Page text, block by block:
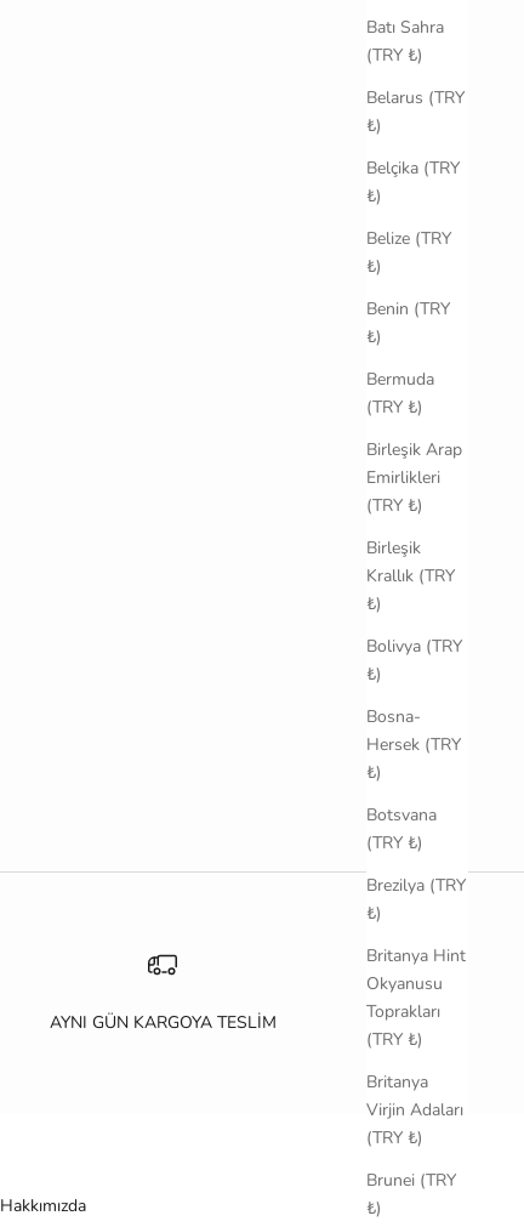
Batı Sahra
(TRY ₺)
Belarus (TRY
₺)
Belçika (TRY
₺)
Belize (TRY
₺)
Benin (TRY
₺)
Bermuda
(TRY ₺)
Birleşik Arap
Emirlikleri
(TRY ₺)
Birleşik
Krallık (TRY
₺)
Bolivya (TRY
₺)
Bosna-
Hersek (TRY
₺)
Botsvana
(TRY ₺)
Brezilya (TRY
₺)
Britanya Hint
Okyanusu
Toprakları
(TRY ₺)
Britanya
Virjin Adaları
(TRY ₺)
Brunei (TRY
₺)
AYNI GÜN KARGOYA TESLİM
Hakkımızda